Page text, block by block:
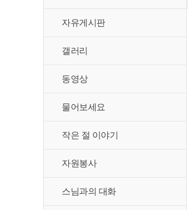
자유게시판
갤러리
동영상
물어보세요
작은 절 이야기
자원봉사
스님과의 대화